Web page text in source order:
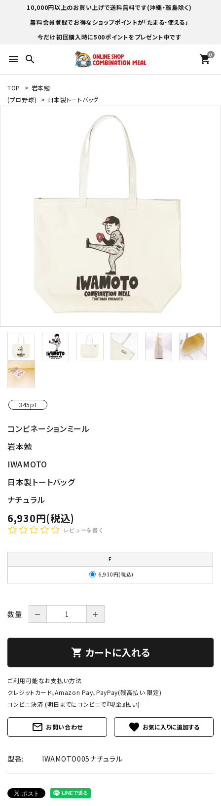
10,000円以上のお買い上げで送料無料です(沖縄・離島除く)
無料会員登録でお得なショップポイントが「たまる・使える」
今だけ初回購入時に500ポイントをプレゼント中です
menu search 0
shopping_cart
TOP > 岩本勉
(プロ野球)
> 日本製トートバッグ
345pt
コンビネーションミール
岩本勉
IWAMOTO
日本製トートバッグ
ナチュラル
6,930円(税込)
レビューを書く
F
6,930円(税込)
数量 － ＋
shopping_cart カートに入れる
ご利用可能なお支払い方法
クレジットカード、Amazon Pay、PayPay(残高払い 限定)
コンビニ決済 (明日までにコンビニで『現金』払い)
mail_outline お問い合わせ favorite
型番: IWAMOTO005ナチュラル